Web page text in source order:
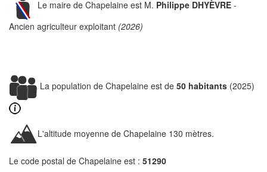
Le maire de Chapelaine est M. Philippe DHYÈVRE -
Ancien agriculteur exploitant (2026)
La population de Chapelaine est de 50 habitants (2025)
L'altitude moyenne de Chapelaine 130 mètres.
Le code postal de Chapelaine est : 51290